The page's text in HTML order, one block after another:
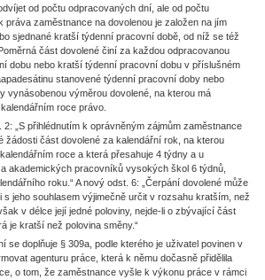
od počtu odpracovaných dní, ale od počtu
práva zaměstnance na dovolenou je založen na jím
sjednané kratší týdenní pracovní době, od níž se též
část dovolené činí za každou odpracovanou
dobu nebo kratší týdenní pracovní dobu v příslušném
stanovené týdenní pracovní doby nebo
vynásobenou výměrou dovolené, na kterou má
roce právo.
„S přihlédnutím k oprávněným zájmům zaměstnance
žádosti část dovolené za kalendářní rok, na kterou
roce a která přesahuje 4 týdny a u
akademických pracovníků vysokých škol 6 týdnů,
roku.“ A nový odst. 6: „Čerpání dovolené může
s jeho souhlasem výjimečně určit v rozsahu kratším, než
v délce její jedné poloviny, nejde-li o zbývající část
je kratší než polovina směny.“
se doplňuje § 309a, podle kterého je uživatel povinen v
agenturu práce, která k němu dočasně přidělila
o tom, že zaměstnance vyšle k výkonu práce v rámci